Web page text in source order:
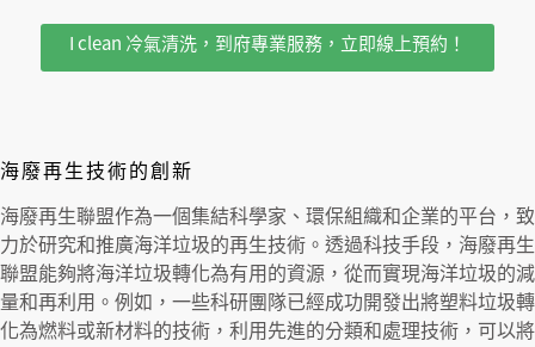
I clean 冷氣清洗，到府專業服務，立即線上預約！
海廢再生技術的創新
海廢再生聯盟作為一個集結科學家、環保組織和企業的平台，致
力於研究和推廣海洋垃圾的再生技術。透過科技手段，海廢再生
聯盟能夠將海洋垃圾轉化為有用的資源，從而實現海洋垃圾的減
量和再利用。例如，一些科研團隊已經成功開發出將塑料垃圾轉
化為燃料或新材料的技術，利用先進的分類和處理技術，可以將